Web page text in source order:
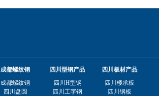
成都螺纹钢
成都螺纹钢
四川盘圆
四川型钢产品
四川H型钢
四川工字钢
四川板材产品
四川楼承板
四川钢板